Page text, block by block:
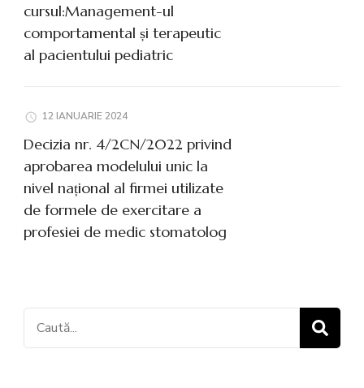
cursul:Management-ul
comportamental și terapeutic
al pacientului pediatric
12 IANUARIE 2024
Decizia nr. 4/2CN/2022 privind
aprobarea modelului unic la
nivel național al firmei utilizate
de formele de exercitare a
profesiei de medic stomatolog
Caută: